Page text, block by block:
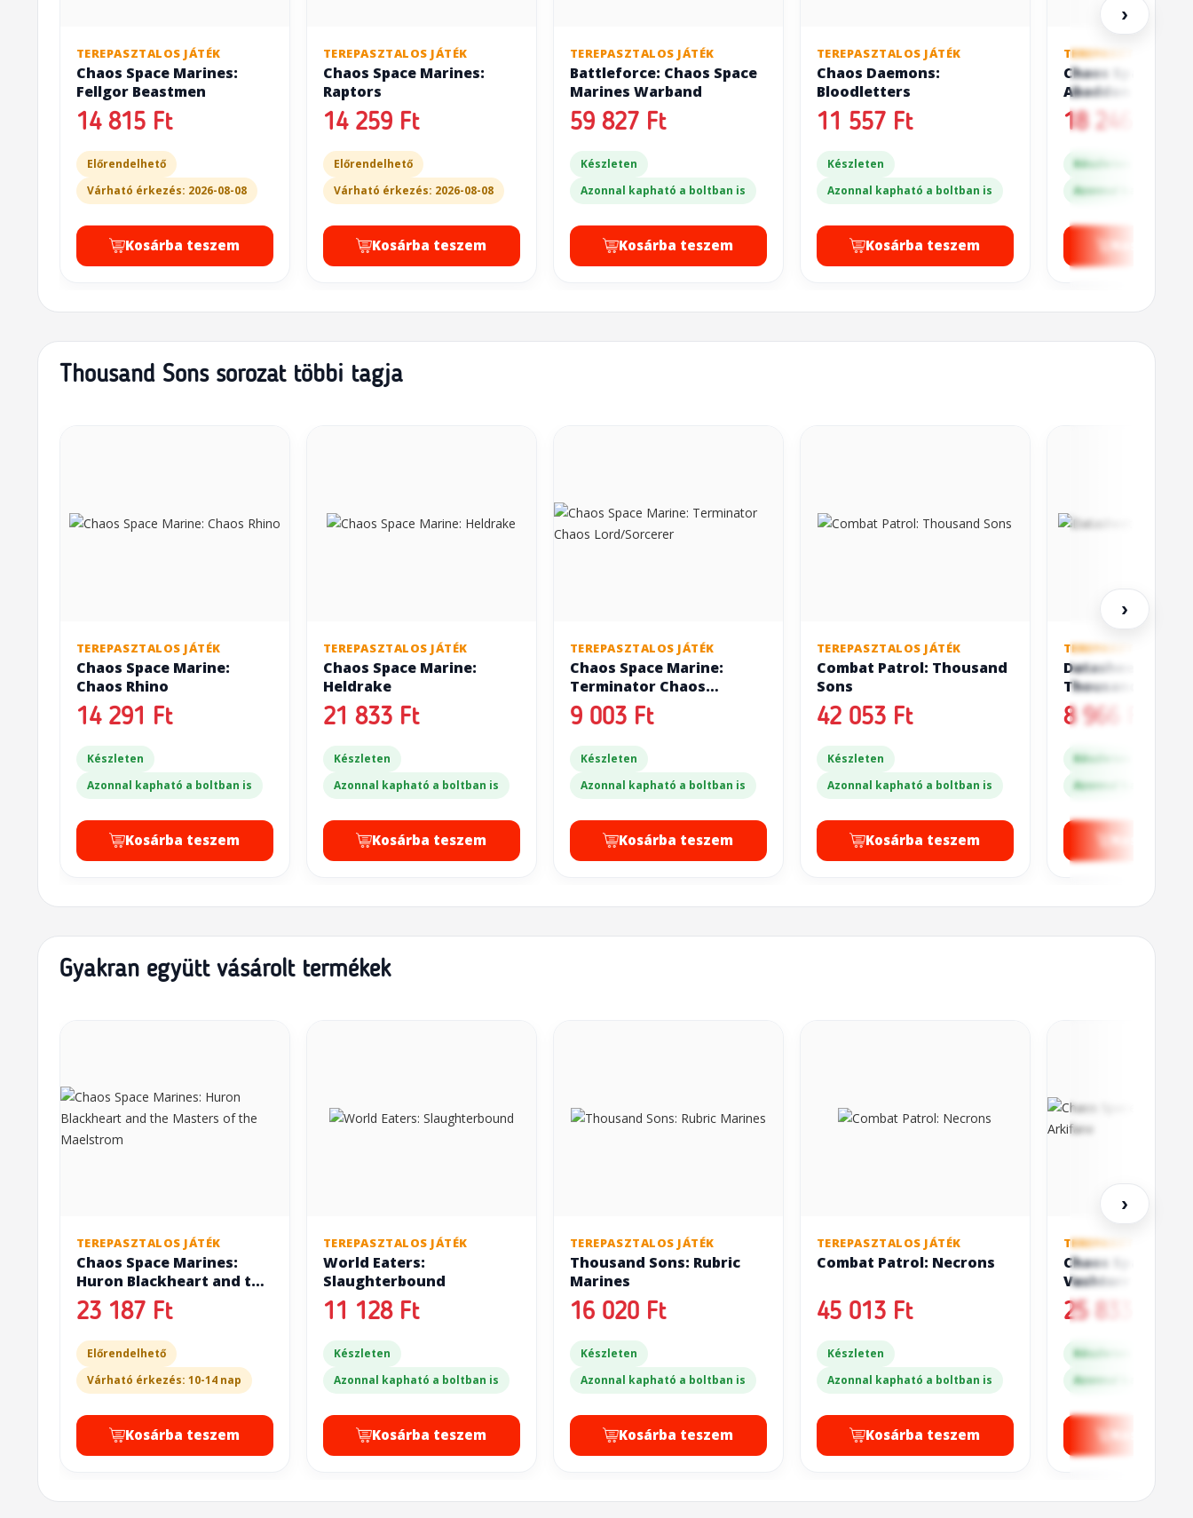
TEREPASZTALOS JÁTÉK
Chaos Space Marines:
Fellgor Beastmen
14 815 Ft
Előrendelhető
Várható érkezés: 2026-08-08
Kosárba teszem
TEREPASZTALOS JÁTÉK
Chaos Space Marines:
Raptors
14 259 Ft
Előrendelhető
Várható érkezés: 2026-08-08
Kosárba teszem
TEREPASZTALOS JÁTÉK
Battleforce: Chaos Space
Marines Warband
59 827 Ft
Készleten
Azonnal kapható a boltban is
Kosárba teszem
TEREPASZTALOS JÁTÉK
Chaos Daemons:
Bloodletters
11 557 Ft
Készleten
Azonnal kapható a boltban is
Kosárba teszem
TEREPASZTALOS
Chaos Space
Abaddon the
18 246 Ft
Készleten
Azonnal kapható a
›
Thousand Sons sorozat többi tagja
TEREPASZTALOS JÁTÉK
Chaos Space Marine:
Chaos Rhino
14 291 Ft
Készleten
Azonnal kapható a boltban is
Kosárba teszem
TEREPASZTALOS JÁTÉK
Chaos Space Marine:
Heldrake
21 833 Ft
Készleten
Azonnal kapható a boltban is
Kosárba teszem
TEREPASZTALOS JÁTÉK
Chaos Space Marine:
Terminator Chaos
Lord/Sorcerer
9 003 Ft
Készleten
Azonnal kapható a boltban is
Kosárba teszem
TEREPASZTALOS JÁTÉK
Combat Patrol: Thousand
Sons
42 053 Ft
Készleten
Azonnal kapható a boltban is
Kosárba teszem
TEREPASZTALOS
Datasheet Cards:
Thousand Sons
8 966 Ft
Készleten
Azonnal kapható a
›
Gyakran együtt vásárolt termékek
TEREPASZTALOS JÁTÉK
Chaos Space Marines:
Huron Blackheart and the
Masters of the Maelstrom
23 187 Ft
Előrendelhető
Várható érkezés: 10-14 nap
Kosárba teszem
TEREPASZTALOS JÁTÉK
World Eaters:
Slaughterbound
11 128 Ft
Készleten
Azonnal kapható a boltban is
Kosárba teszem
TEREPASZTALOS JÁTÉK
Thousand Sons: Rubric
Marines
16 020 Ft
Készleten
Azonnal kapható a boltban is
Kosárba teszem
TEREPASZTALOS JÁTÉK
Combat Patrol: Necrons
45 013 Ft
Készleten
Azonnal kapható a boltban is
Kosárba teszem
TEREPASZTALOS
Chaos Space
Vashtorr The
25 833 Ft
Készleten
Azonnal kapható a
›